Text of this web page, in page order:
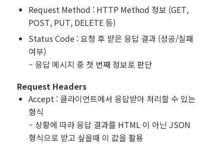
Request Method : HTTP Method 정보 (GET,
POST, PUT, DELETE 등)
Status Code : 요청 후 받은 응답 결과 (성공/실패
여부)
– 응답 메시지 중 첫 번째 정보로 판단
Request Headers
Accept : 클라이언트에서 응답받아 처리할 수 있는
형식
– 상황에 따라 응답 결과를 HTML 이 아닌 JSON
형식으로 받고 싶을때 이 값을 활용